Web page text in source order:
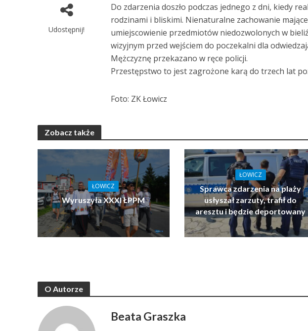
Udostępnij!
Do zdarzenia doszło podczas jednego z dni, kiedy
rodzinami i bliskimi. Nienaturalne zachowanie
umiejscowienie przedmiotów niedozwolonych w
wizyjnym przed wejściem do poczekalni dla
Mężczyznę przekazano w ręce policji.
Przestępstwo to jest zagrożone karą do trzech lat
Foto: ZK Łowicz
Zobacz także
ŁOWICZ
Wyruszyła XXXI ŁPPM
ŁOWICZ
Sprawca zdarzenia na plaży
usłyszał zarzuty, trafił do
aresztu i będzie deportowany
O Autorze
Beata Graszka